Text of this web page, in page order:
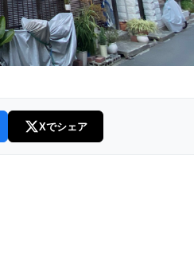
Xでシェア